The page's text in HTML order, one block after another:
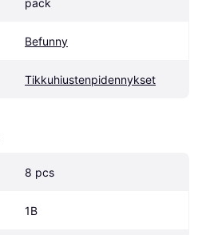
Befunny
Tikkuhiustenpidennykset
8 pcs
1B